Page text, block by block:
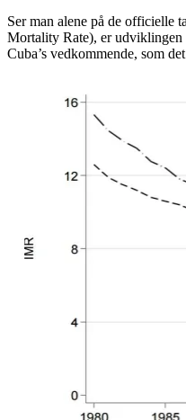
Ser man alene på de officielle
Mortality Rate), er
Cuba’s vedkommende, som